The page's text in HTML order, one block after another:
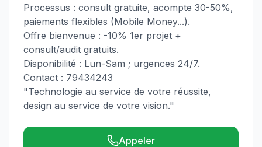
Processus : consult gratuite, acompte 30-50%,
paiements flexibles (Mobile Money...).
Offre bienvenue : -10% 1er projet +
consult/audit gratuits.
Disponibilité : Lun-Sam ; urgences 24/7.
Contact : 79434243
"Technologie au service de votre réussite,
design au service de votre vision."
Appeler